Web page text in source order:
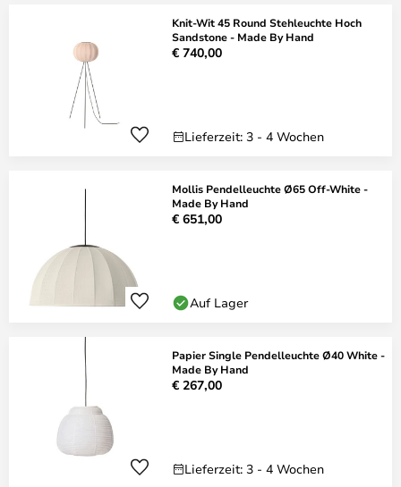
Knit-Wit 45 Round Stehleuchte Hoch
Sandstone - Made By Hand
€ 740,00
Lieferzeit: 3 - 4 Wochen
Mollis Pendelleuchte Ø65 Off-White -
Made By Hand
€ 651,00
Auf Lager
Papier Single Pendelleuchte Ø40 White -
Made By Hand
€ 267,00
Lieferzeit: 3 - 4 Wochen